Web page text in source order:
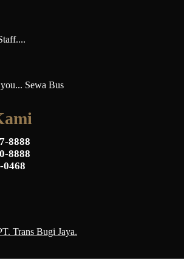
Sewa Bus
8888
8888
0468
Trans Bugi Jaya.